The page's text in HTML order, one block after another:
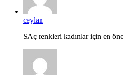
ceylan
SAç renkleri kadınlar için en